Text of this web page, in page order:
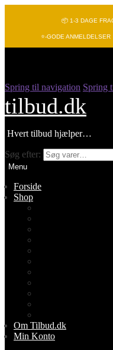
📦 1-3 DAGE
⭐-GODE
Spring til navigation Spring
tilbud.dk
Hvert tilbud hjælper…
Søg efter:
Menu
Forside
Shop
Om Tilbud.dk
Min Konto